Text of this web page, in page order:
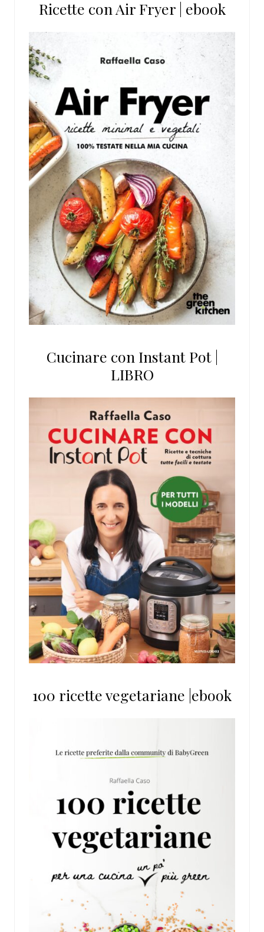
Ricette con Air Fryer | ebook
Cucinare con Instant Pot |
LIBRO
100 ricette vegetariane |ebook